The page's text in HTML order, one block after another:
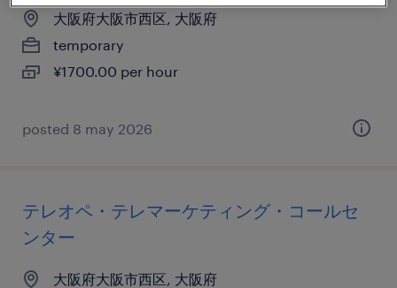
大阪府大阪市西区, 大阪府
temporary
¥1700.00 per hour
posted 8 may 2026
テレオペ・テレマーケティング・コールセ
ンター
大阪府大阪市西区, 大阪府